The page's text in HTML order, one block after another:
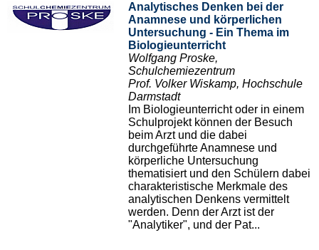
Analytisches Denken bei der
Anamnese und körperlichen
Untersuchung - Ein Thema im
Biologieunterricht
Wolfgang Proske,
Schulchemiezentrum
Prof. Volker Wiskamp, Hochschule
Darmstadt
Im Biologieunterricht oder in einem
Schulprojekt können der Besuch
beim Arzt und die dabei
durchgeführte Anamnese und
körperliche Untersuchung
thematisiert und den Schülern dabei
charakteristische Merkmale des
analytischen Denkens vermittelt
werden. Denn der Arzt ist der
"Analytiker", und der Pat...